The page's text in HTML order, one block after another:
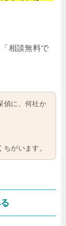
相談無料で
偵に、何社か
がいます。